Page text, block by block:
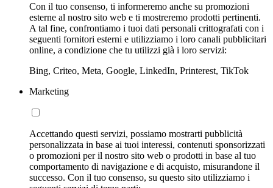
Con il tuo consenso, ti informeremo anche su promozioni
esterne al nostro sito web e ti mostreremo prodotti pertinenti.
A tal fine, confrontiamo i tuoi dati personali crittografati con i
seguenti fornitori esterni e utilizziamo i loro canali pubblicitari
online, a condizione che tu utilizzi già i loro servizi:
Bing, Criteo, Meta, Google, LinkedIn, Printerest, TikTok
Marketing
Accettando questi servizi, possiamo mostrarti pubblicità
personalizzata in base ai tuoi interessi, contenuti sponsorizzati
o promozioni per il nostro sito web o prodotti in base al tuo
comportamento di navigazione e di acquisto, misurandone il
successo. Con il tuo consenso, su questo sito utilizziamo i